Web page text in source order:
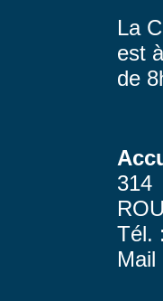
La
est
de
Tél.